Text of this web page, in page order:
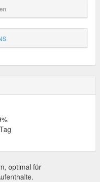
optimal für